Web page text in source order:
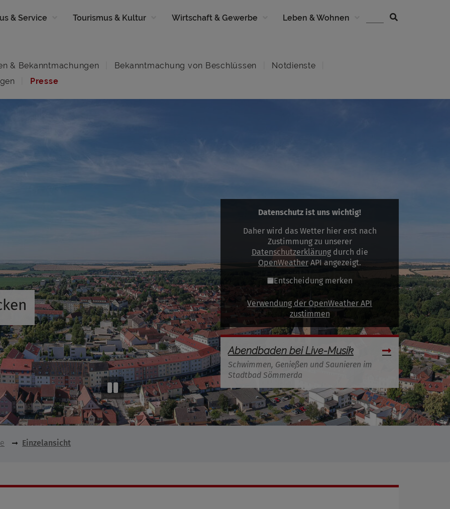
& Service Tourismus & Kultur Wirtschaft & Gewerbe Leben & Wohnen
& Bekanntmachungen Bekanntmachung von Beschlüssen
Notdienste
Presse
Datenschutz ist uns wichtig!
Daher wird das Wetter hier erst nach
Zustimmung zu unserer
Datenschutzerklärungdurch die
OpenWeather API angezeigt.
Entscheidung merken
Verwendung der OpenWeather API
zustimmen
Abendbaden bei Live-Musik
Schwimmen, Genießen und Saunieren im
Stadtbad Sömmerda
Einzelansicht